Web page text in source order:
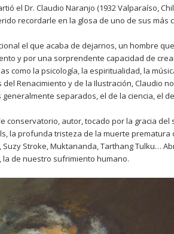
el Dr. Claudio Naranjo (1932 Valparaíso,
recordarle en la glosa de uno de sus
el que acaba de dejarnos, un hombre
y por una sorprendente capacidad de
como la psicología, la espiritualidad, la
Renacimiento y de la Ilustración, Claudio
separados, el de la ciencia, el
conservatorio, autor, tocado por la gracia del
la profunda tristeza de la muerte prematura
Suzy Stroke, Muktananda, Tarthang Tulku…
la de nuestro sufrimiento humano.